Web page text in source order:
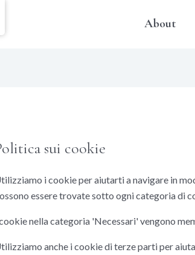
About
sui cookie
i cookie per aiutarti a navigare in
essere trovate sotto ogni categoria di
nella categoria 'Necessari' vengono
anche i cookie di terze parti per